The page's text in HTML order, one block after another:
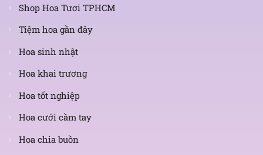
Shop Hoa Tươi TPHCM
Tiệm hoa gần đây
Hoa sinh nhật
Hoa khai trương
Hoa tốt nghiệp
Hoa cưới cầm tay
Hoa chia buồn